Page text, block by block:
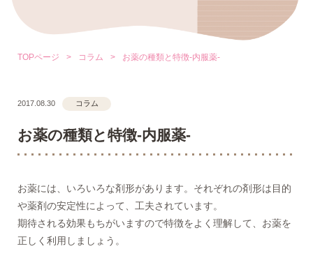
TOPページ > コラム > お薬の種類と特徴-内服薬-
2017.08.30 コラム
お薬の種類と特徴-内服薬-
お薬には、いろいろな剤形があります。それぞれの剤形は目的
や薬剤の安定性によって、工夫されています。
期待される効果もちがいますので特徴をよく理解して、お薬を
正しく利用しましょう。